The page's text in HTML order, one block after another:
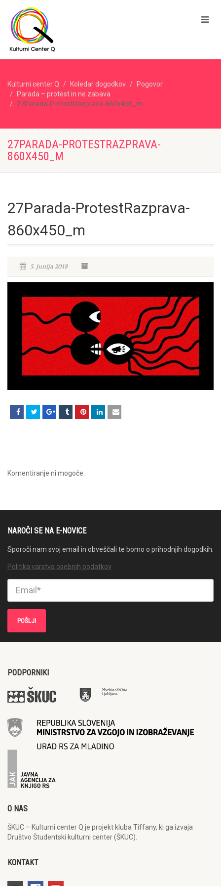
Kulturni center Q Koledar dogodkov
Pogovor
Parada – protest in ne zabava
27Parada-ProtestRazprava-860x450_m
27PARADA-PROTESTRAZPRAVA-
860X450_M
27Parada-ProtestRazprava-
860x450_m
5. junija 2018
Komentiranje ni mogoče.
NAROČI SE NA E-NOVICE
Sporoči nam svoj email in obveščali te bomo o prihodnjih dogodkih.
Politika varstva osebnih podatkov
PODPORNIKI
O NAS
ŠKUC – Kulturni center Q je projekt kluba Tiffany, ki ga izvaja
Društvo Študentski kulturni center (ŠKUC).
KONTAKT